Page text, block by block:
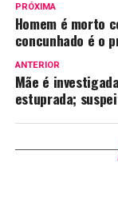
PRÓXIMA
Homem é morto
concunhado é o
ANTERIOR
Mãe é
estuprada;